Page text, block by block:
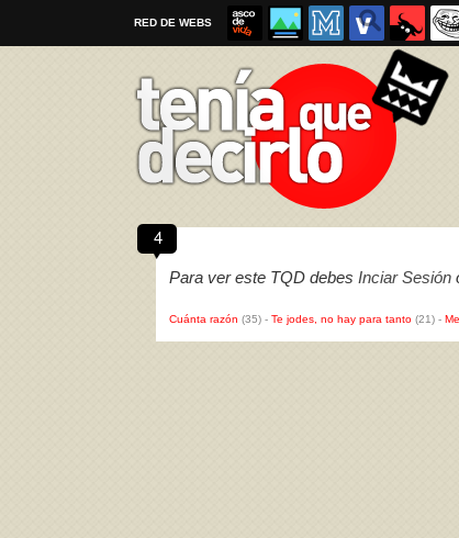
RED DE WEBS
4
Para ver este TQD debes Inciar Sesión
Cuánta razón (35) - Te jodes, no hay para tanto (21) -